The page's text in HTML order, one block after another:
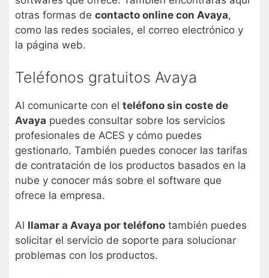
otras formas de contacto online con Avaya,
como las redes sociales, el correo electrónico y
la página web.
Teléfonos gratuitos Avaya
Al comunicarte con el teléfono sin coste de
Avaya puedes consultar sobre los servicios
profesionales de ACES y cómo puedes
gestionarlo. También puedes conocer las tarifas
de contratación de los productos basados en la
nube y conocer más sobre el software que
ofrece la empresa.
Al llamar a Avaya por teléfono también puedes
solicitar el servicio de soporte para solucionar
problemas con los productos.